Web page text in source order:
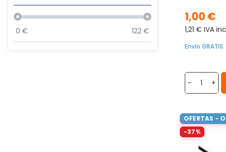
1,00 €
1,21 € IVA inc
Envío
- +
OFERTAS -
-37%
0 € 122 €